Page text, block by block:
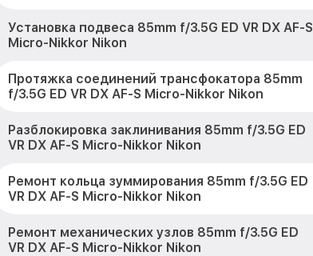
Установка подвеса 85mm f/3.5G ED VR DX AF-S
Micro-Nikkor Nikon
Протяжка соединений трансфокатора 85mm
f/3.5G ED VR DX AF-S Micro-Nikkor Nikon
Разблокировка заклинивания 85mm f/3.5G ED
VR DX AF-S Micro-Nikkor Nikon
Ремонт кольца зуммирования 85mm f/3.5G ED
VR DX AF-S Micro-Nikkor Nikon
Ремонт механических узлов 85mm f/3.5G ED
VR DX AF-S Micro-Nikkor Nikon